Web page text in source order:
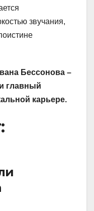
звучания,
Бессонова –
главный
карьере.